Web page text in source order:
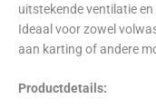
uitstekende ventilatie
Ideaal voor zowel
aan karting of andere
Productdetails: